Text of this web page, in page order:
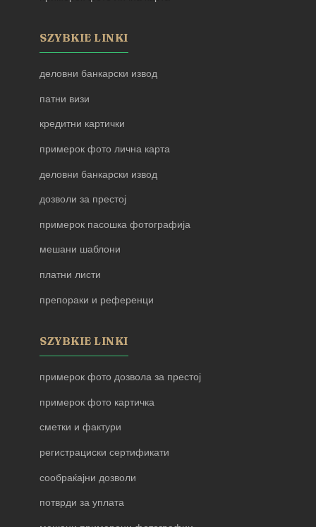
SZYBKIE LINKI
деловни банкарски извод
патни визи
кредитни картички
примерок фото лична карта
деловни банкарски извод
дозволи за престој
примерок пасошка фотографија
мешани шаблони
платни листи
препораки и референци
SZYBKIE LINKI
примерок фото дозвола за престој
примерок фото картичка
сметки и фактури
регистрациски сертификати
сообраќајни дозволи
потврди за уплата